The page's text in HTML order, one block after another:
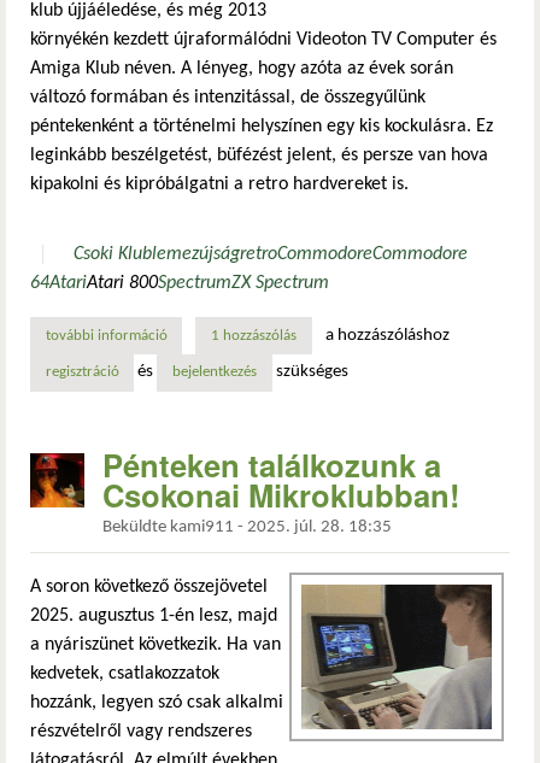
klub újjáéledése, és még 2013
környékén kezdett újraformálódni Videoton TV Computer és
Amiga Klub néven. A lényeg, hogy azóta az évek során
változó formában és intenzitással, de összegyűlünk
péntekenként a történelmi helyszínen egy kis kockulásra. Ez
leginkább beszélgetést, büfézést jelent, és persze van hova
kipakolni és kipróbálgatni a retro hardvereket is.
Csoki KlublemezújságretroCommodoreCommodore
64AtariAtari 800SpectrumZX Spectrum
további információegy kocka csoki pénteken? tartalommal kapcsolatosan
1 hozzászólás a hozzászóláshoz
regisztráció és bejelentkezés szükséges
Pénteken találkozunk a
Csokonai Mikroklubban!
Beküldte kami911 - 2025. júl. 28. 18:35
A soron következő összejövetel
2025. augusztus 1-én lesz, majd
a nyáriszünet következik. Ha van
kedvetek, csatlakozzatok
hozzánk, legyen szó csak alkalmi
részvételről vagy rendszeres